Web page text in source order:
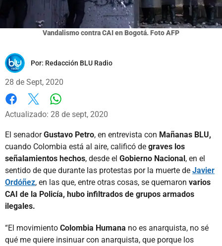
Vandalismo contra CAI en Bogotá. Foto AFP
Por: Redacción BLU Radio
28 de Sept, 2020
Facebook
X
Actualizado: 28 de sept, 2020
El senadorGustavo Petro, en entrevista con Mañanas BLU,
cuando Colombia está al aire, calificó de graves los
señalamientos hechos, desde el Gobierno Nacional, en el
sentido de que durante las protestas por la muerte de Javier
Ordóñez, en las que, entre otras cosas, se quemaron varios
CAI de la Policía, hubo infiltrados de grupos armados
ilegales.
“El movimiento Colombia Humana no es anarquista, no sé
qué me quiere insinuar con anarquista, que porque los